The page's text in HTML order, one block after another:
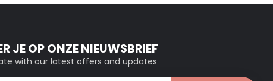
JE OP ONZE NIEUWSBRIEF
with our latest offers and updates